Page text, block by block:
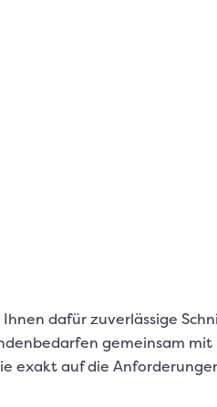
dafür zuverlässige
gemeinsam mit
exakt auf die